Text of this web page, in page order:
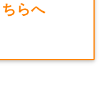
らへ